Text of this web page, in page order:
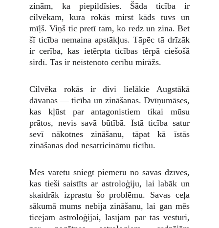
zinām, ka piepildīsies. Šāda ticība ir
cilvēkam, kura rokās mirst kāds tuvs un
mīļš. Viņš tic pretī tam, ko redz un zina. Bet
šī ticība nemaina apstākļus. Tāpēc tā drīzāk
ir cerība, kas ietērpta ticības tērpā ciešošā
sirdī. Tas ir neīstenoto cerību mirāžs.
Cilvēka rokās ir divi lielākie Augstākā
dāvanas — ticība un zināšanas. Dvīņumāses,
kas kļūst par antagonistiem tikai mūsu
prātos, nevis savā būtībā. Īstā ticība satur
sevī nākotnes zināšanu, tāpat kā īstās
zināšanas dod nesatricināmu ticību.
Mēs varētu sniegt piemēru no savas dzīves,
kas tieši saistīts ar astroloģiju, lai labāk un
skaidrāk izprastu šo problēmu. Savas ceļa
sākumā mums nebija zināšanu, lai gan mēs
ticējām astroloģijai, lasījām par tās vēsturi,